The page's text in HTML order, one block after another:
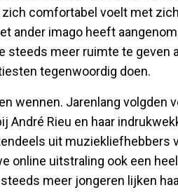
comfortabel voelt met
ander imago heeft
steeds meer ruimte te geven
tegenwoordig doen.
wennen. Jarenlang volgden
André Rieu en haar
uit muziekliefhebbers
online uitstraling ook een
meer jongeren lijken